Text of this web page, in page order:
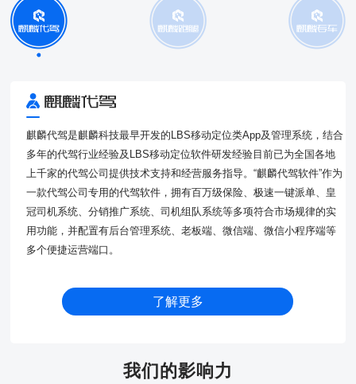
麒麟代驾是麒麟科技最早开发的LBS移动定位类App及管理系统，结合
多年的代驾行业经验及LBS移动定位软件研发经验目前已为全国各地
上千家的代驾公司提供技术支持和经营服务指导。“麒麟代驾软件”作为
一款代驾公司专用的代驾软件，拥有百万级保险、极速一键派单、皇
冠司机系统、分销推广系统、司机组队系统等多项符合市场规律的实
用功能，并配置有后台管理系统、老板端、微信端、微信小程序端等
多个便捷运营端口。
了解更多
我们的影响力